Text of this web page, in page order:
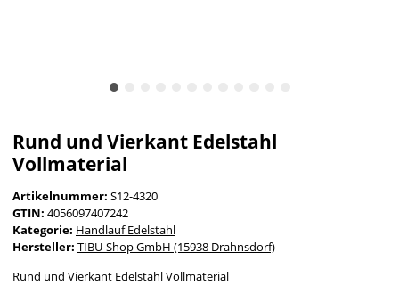
Rund und Vierkant Edelstahl
Vollmaterial
Artikelnummer: S12-4320
GTIN: 4056097407242
Kategorie: Handlauf Edelstahl
Hersteller: TIBU-Shop GmbH (15938 Drahnsdorf)
Rund und Vierkant Edelstahl Vollmaterial